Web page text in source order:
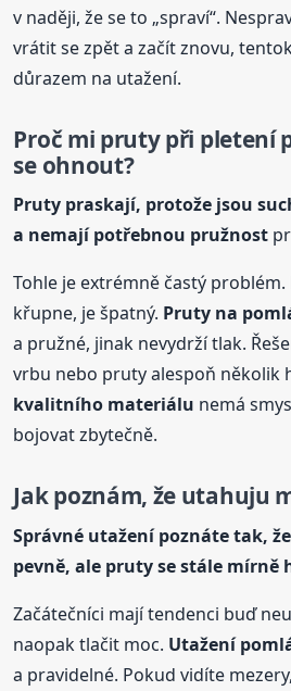
v naději, že se to „spraví“.
vrátit se zpět a začít znovu,
důrazem na utažení.
Proč mi pruty při pletení
se ohnout?
Pruty praskají, protože jsou
a nemají potřebnou pružnost
Tohle je extrémně častý
křupne, je špatný. Pruty na
a pružné, jinak nevydrží tlak.
vrbu nebo pruty alespoň několik
kvalitního materiálu nemá
bojovat zbytečně.
Jak poznám, že utahuju
Správné utažení poznáte tak,
pevně, ale pruty se stále mírně
Začátečníci mají tendenci buď
naopak tlačit moc. Utažení
a pravidelné. Pokud vidíte